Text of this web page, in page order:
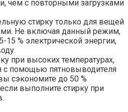
чем с повторными загрузками
стирку только для вещей
Не включая данный режим,
% электрической энергии,
при высоких температурах,
с помощью пятновыводителя
сэкономите до 50 %
выполните стирку при